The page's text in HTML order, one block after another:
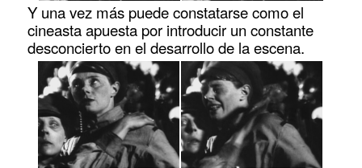
Y una vez más puede constatarse como el
cineasta apuesta por introducir un constante
desconcierto en el desarrollo de la escena.